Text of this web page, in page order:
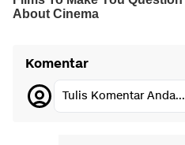
Komentar
Tulis Komentar Anda...